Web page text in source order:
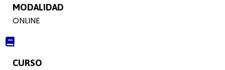
MODALIDAD
ONLINE
CURSO